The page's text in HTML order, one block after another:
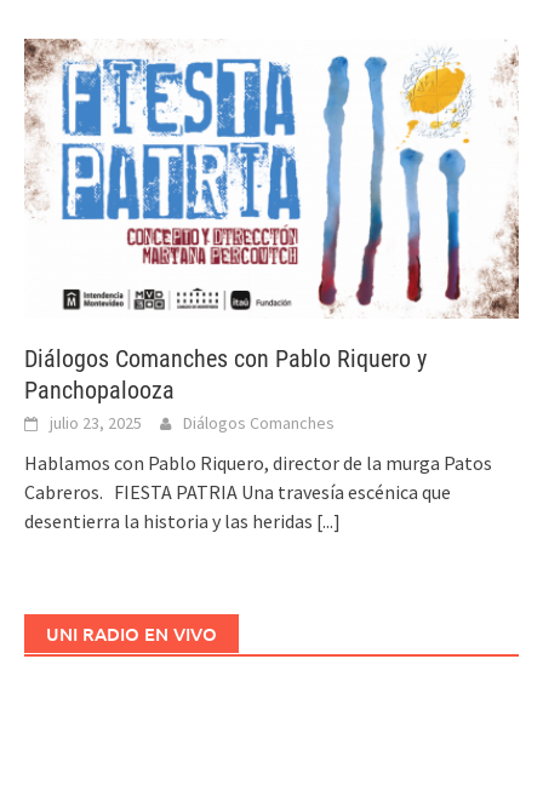
Diálogos Comanches con Pablo Riquero y
Panchopalooza
julio 23, 2025 Diálogos Comanches
Hablamos con Pablo Riquero, director de la murga Patos
Cabreros. FIESTA PATRIA Una travesía escénica que
desentierra la historia y las heridas [...]
UNI RADIO EN VIVO